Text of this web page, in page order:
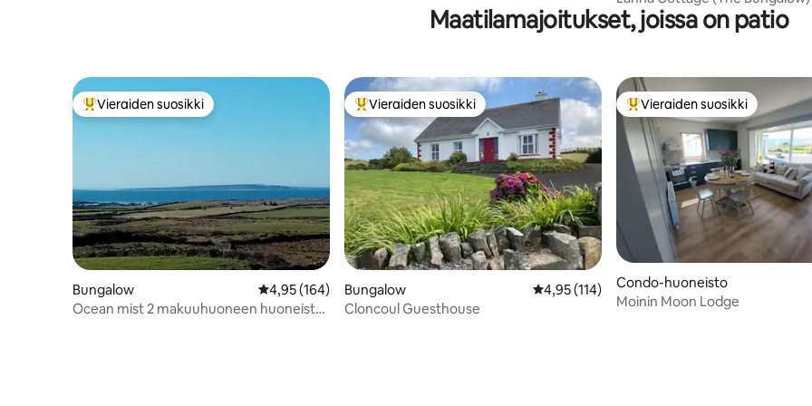
Maatilamajoitukset, joissa on patio
Vieraiden suosikkien parhaimmistoa
Vieraiden suosikki
Bungalow Keskimääräinen arvio 4,95/5, 164 arvostelua
4,95 (164)
Ocean mist 2 makuuhuoneen huoneisto
Vieraiden suosikkien parhaimmistoa
Vieraiden suosikki
Bungalow Keskimääräinen arvio 4,95/5, 114 arvostelua
4,95 (114)
Cloncoul Guesthouse
Vieraiden suosikkien
Vieraiden suosikki
Condo-huoneisto
Moinin Moon Lodge